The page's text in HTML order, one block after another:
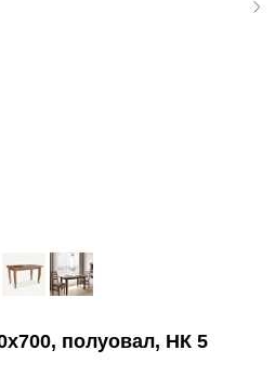
полуовал, НК 5